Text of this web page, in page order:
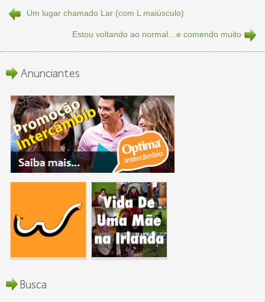
Um lugar chamado Lar (com L maiúsculo)
Estou voltando ao normal…e comendo muito
Anunciantes
Busca